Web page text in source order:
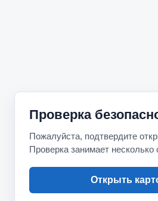
Проверка
Пожалуйста, подтвердите
Проверка занимает несколько
Открыть